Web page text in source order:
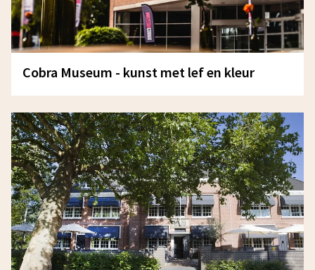
Cobra Museum - kunst met lef en kleur